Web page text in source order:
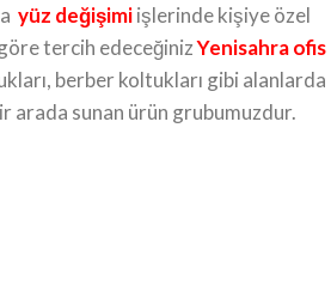
yüz değişimiişlerinde kişiye özel
tercih edeceğinizYenisahra ofis
berber koltukları gibi alanlarda
arada sunan ürün grubumuzdur.